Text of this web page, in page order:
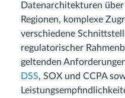
Datenarchitekturen
Regionen, komplexe
verschiedene
regulatorischer
geltenden
DSS, SOX und CCPA